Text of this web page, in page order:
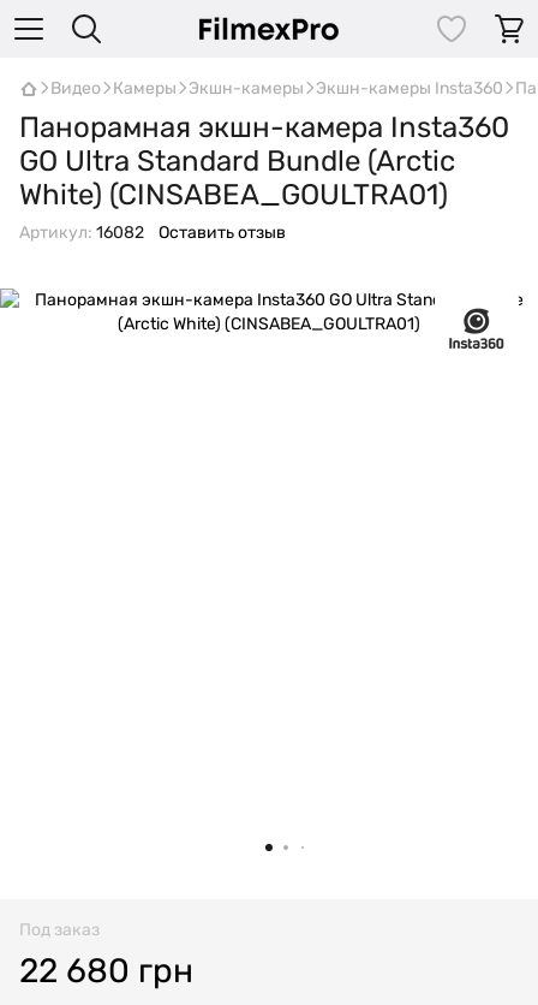
Видео Камеры Экшн-камеры Экшн-камеры Insta360
Панорамная экшн-камера Insta360
GO Ultra Standard Bundle (Arctic
White) (CINSABEA_GOULTRA01)
Артикул: 16082 Оставить отзыв
Под заказ
22 680 грн